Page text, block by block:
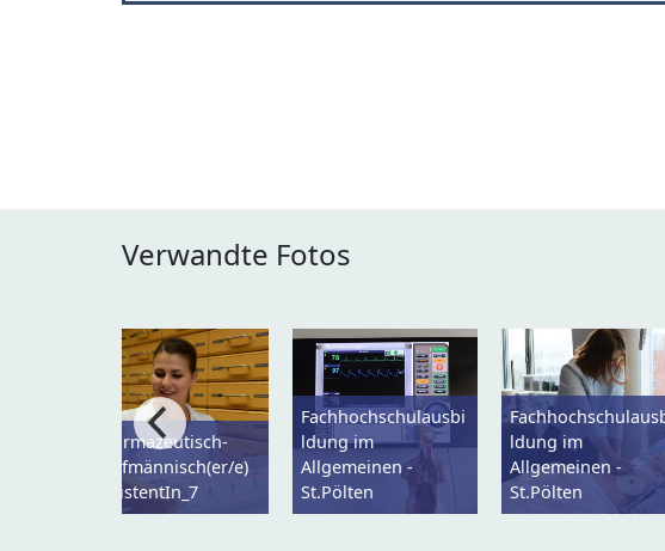
Verwandte Fotos
Pharmazeutisch-
kaufmännisch(er/e)
AssistentIn_7
Fachhochschulausbi
ldung im
Allgemeinen -
St.Pölten
ldung im
Allgemeinen -
St.Pölten